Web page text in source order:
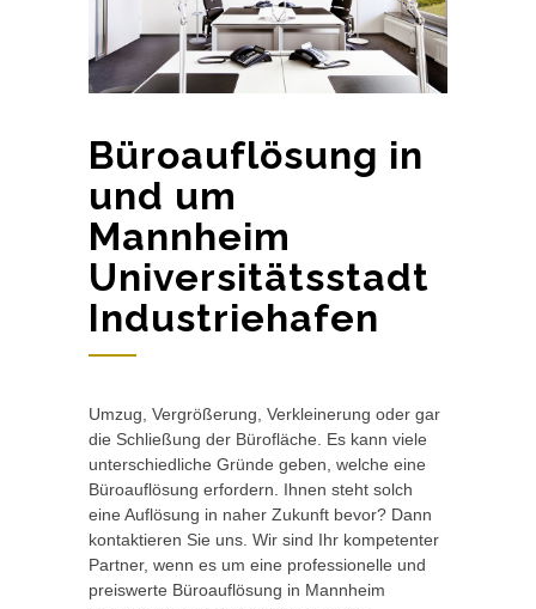
Büroauflösung in
und um
Mannheim
Universitätsstadt
Industriehafen
Umzug, Vergrößerung, Verkleinerung oder gar
die Schließung der Bürofläche. Es kann viele
unterschiedliche Gründe geben, welche eine
Büroauflösung erfordern. Ihnen steht solch
eine Auflösung in naher Zukunft bevor? Dann
kontaktieren Sie uns. Wir sind Ihr kompetenter
Partner, wenn es um eine professionelle und
preiswerte Büroauflösung in Mannheim